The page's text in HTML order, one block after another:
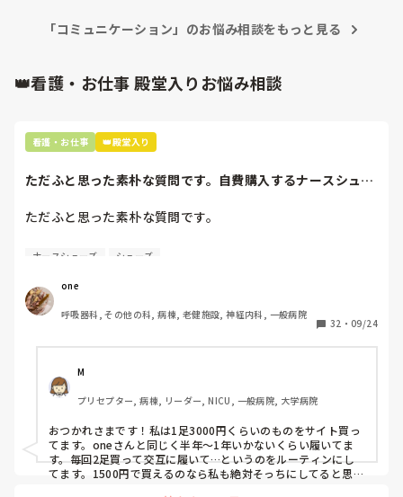
  気が引けるし罪悪感がある｣って。
｢そんな事思わんでいいよ｣
さぁ、困りました。
もう爆発寸前です、私の食欲。
好きな時に好きな物食べたい。
仕事終わり食べて帰るとか、
だ！け！ど！
バイト前や終わりの人達が
食べて帰っている時の香りと
美味しそうなキラキラしたパスタやピザに
いつも命を狙われてる感覚…笑
やーーーーー、食べたいよー(T^T)
言いやすい？
はぁ…。
｢マニュアル見ましょうか笑｣って。
｢そうなんやない？知らんけど笑｣って。
いや、あなた責任者なんだからさ。
知らんこともあるだろうけど、
意地の悪さというか、なんか、ね。
いや、わかるよ。
何人も何人も何回も何回も教えてきて
またか！って思ったんかな？
ご自分を褒めましょう。
「コミュニケーション」のお悩み相談をもっと見る
👑看護・お仕事 殿堂入りお悩み相談
看護・お仕事 👑殿堂入り
ただふと思った素朴な質問です。自費購入するナースシュー
ただふと思った素朴な質問です。
自費購入するナースシューズ(職場で使用してる靴)っていく
わたしの職場の指定は「白のスニーカー」。
すぐに汚くなるので1,500円は絶対に超えたくない思いがあ
半年〜1年未満で交換しています。
職場の人が「ナースシューズに3000円以上は出せない」っ
て言ってて、わたしの倍額は出せるのか！とびっくりしたの
で、世の皆さんはどうなのかなと…🤔
ナースシューズ シューズ
one
呼吸器科, その他の科, 病棟, 老健施設, 神経内科, 一般病院
32 ・ 09/24
M
プリセプター, 病棟, リーダー, NICU, 一般病院, 大学病院
おつかれさまです！私は1足3000円くらいのものをサイト買っ
てます。oneさんと同じく半年〜1年いかないくらい履いてま
す。毎回2足買って交互に履いて…というのをルーティンにし
てます。1500円で買えるのなら私も絶対そっちにしてると思う